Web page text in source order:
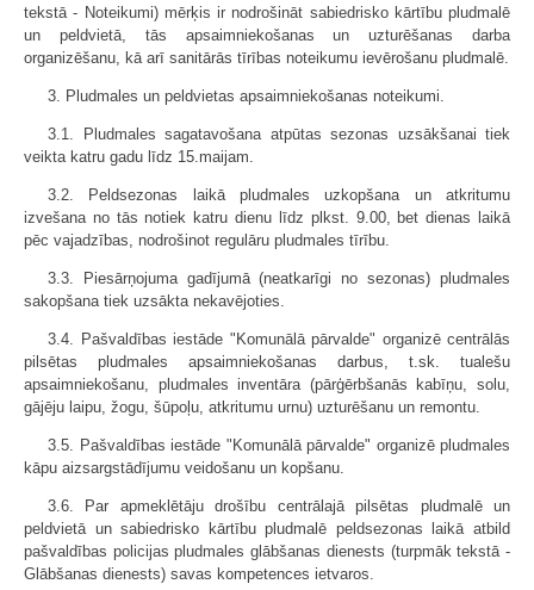
tekstā - Noteikumi) mērķis ir nodrošināt sabiedrisko kārtību pludmalē
un peldvietā, tās apsaimniekošanas un uzturēšanas darba
organizēšanu, kā arī sanitārās tīrības noteikumu ievērošanu pludmalē.
3. Pludmales un peldvietas apsaimniekošanas noteikumi.
3.1. Pludmales sagatavošana atpūtas sezonas uzsākšanai tiek
veikta katru gadu līdz 15.maijam.
3.2. Peldsezonas laikā pludmales uzkopšana un atkritumu
izvešana no tās notiek katru dienu līdz plkst. 9.00, bet dienas laikā
pēc vajadzības, nodrošinot regulāru pludmales tīrību.
3.3. Piesārņojuma gadījumā (neatkarīgi no sezonas) pludmales
sakopšana tiek uzsākta nekavējoties.
3.4. Pašvaldības iestāde "Komunālā pārvalde" organizē centrālās
pilsētas pludmales apsaimniekošanas darbus, t.sk. tualešu
apsaimniekošanu, pludmales inventāra (pārģērbšanās kabīņu, solu,
gājēju laipu, žogu, šūpoļu, atkritumu urnu) uzturēšanu un remontu.
3.5. Pašvaldības iestāde "Komunālā pārvalde" organizē pludmales
kāpu aizsargstādījumu veidošanu un kopšanu.
3.6. Par apmeklētāju drošību centrālajā pilsētas pludmalē un
peldvietā un sabiedrisko kārtību pludmalē peldsezonas laikā atbild
pašvaldības policijas pludmales glābšanas dienests (turpmāk tekstā -
Glābšanas dienests) savas kompetences ietvaros.